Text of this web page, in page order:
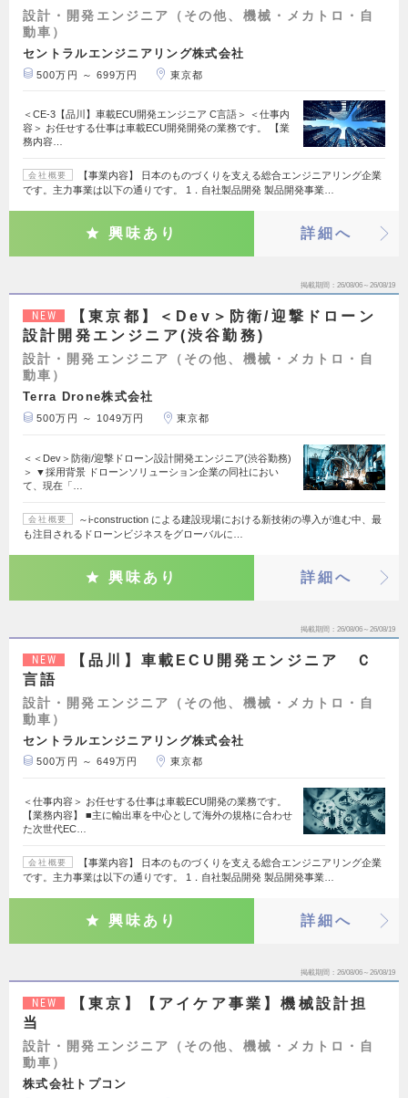
設計・開発エンジニア（その他、機械・メカトロ・自
動車）
セントラルエンジニアリング株式会社
500万円 ～ 699万円 東京都
＜CE-3【品川】車載ECU開発エンジニア C言語＞ ＜仕事内
容＞ お任せする仕事は車載ECU開発開発の業務です。 【業
務内容…
会社概要
【事業内容】 日本のものづくりを支える総合エンジニアリング企業
です。主力事業は以下の通りです。 1．自社製品開発 製品開発事業…
興味あり 詳細へ
掲載期間 26/08/06～26/08/19
NEW
【東京都】＜Dev＞防衛/迎撃ドローン
設計開発エンジニア(渋谷勤務)
設計・開発エンジニア（その他、機械・メカトロ・自
動車）
Terra Drone株式会社
500万円 ～ 1049万円 東京都
＜＜Dev＞防衛/迎撃ドローン設計開発エンジニア(渋谷勤務)
＞ ▼採用背景 ドローンソリューション企業の同社におい
て、現在「…
会社概要
～i-construction による建設現場における新技術の導入が進む中、最
も注目されるドローンビジネスをグローバルに…
興味あり 詳細へ
掲載期間 26/08/06～26/08/19
NEW
【品川】車載ECU開発エンジニア Ｃ
言語
設計・開発エンジニア（その他、機械・メカトロ・自
動車）
セントラルエンジニアリング株式会社
500万円 ～ 649万円 東京都
＜仕事内容＞ お任せする仕事は車載ECU開発の業務です。
【業務内容】 ■主に輸出車を中心として海外の規格に合わせ
た次世代EC…
会社概要
【事業内容】 日本のものづくりを支える総合エンジニアリング企業
です。主力事業は以下の通りです。 1．自社製品開発 製品開発事業…
興味あり 詳細へ
掲載期間 26/08/06～26/08/19
NEW
【東京】【アイケア事業】機械設計担
当
設計・開発エンジニア（その他、機械・メカトロ・自
動車）
株式会社トプコン